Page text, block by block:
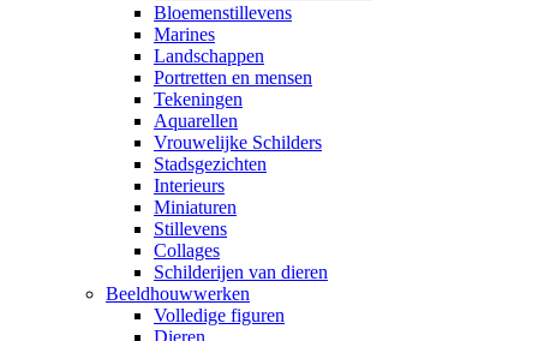
Bloemenstillevens
Marines
Landschappen
Portretten en mensen
Tekeningen
Aquarellen
Vrouwelijke Schilders
Stadsgezichten
Interieurs
Miniaturen
Stillevens
Collages
Schilderijen van dieren
Beeldhouwwerken
Volledige figuren
Dieren